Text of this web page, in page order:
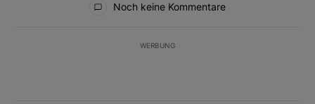
Noch keine Kommentare
WERBUNG